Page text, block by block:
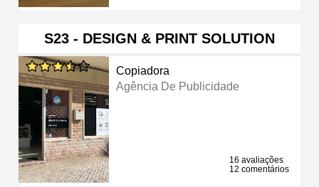
S23 - DESIGN & PRINT SOLUTION
Copiadora
Agência De Publicidade
16 avaliações
12 comentários